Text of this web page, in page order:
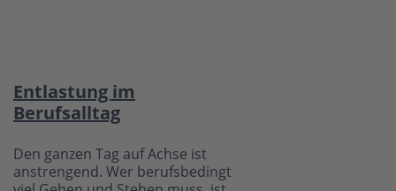
Entlastung im
Berufsalltag
Den ganzen Tag auf Achse ist
anstrengend. Wer berufsbedingt